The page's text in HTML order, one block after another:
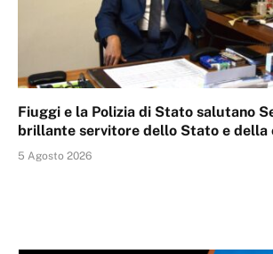
Fiuggi e la Polizia di Stato salutano
brillante servitore dello Stato e della
5 Agosto 2026